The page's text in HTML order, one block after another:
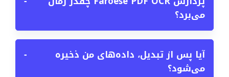
می‌برد؟
آیا پس از تبدیل، داده‌های من ذخیره
می‌شود؟
−